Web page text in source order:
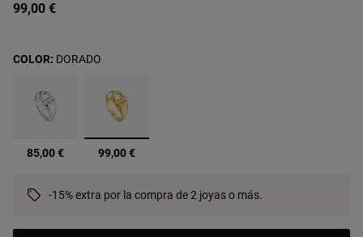
99,00 €
85,00 € seleccionado
99,00 €
COLOR: DORADO
-15% extra por la compra de 2 joyas o más.